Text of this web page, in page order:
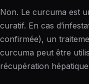
Non. Le curcuma est
curatif. En cas
confirmée), un
curcuma peut être
récupération